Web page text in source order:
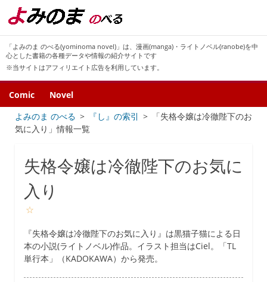
「よみのま のべる(yominoma novel)」は、漫画(manga)・ライトノベル(ranobe)を中
心とした書籍の各種データや情報の紹介サイトです
※当サイトはアフィリエイト広告を利用しています。
Comic
Novel
よみのま のべる
『し』の索引
「失格令嬢は冷徹陛下のお
気に入り」情報一覧
失格令嬢は冷徹陛下のお気に
入り
☆
『失格令嬢は冷徹陛下のお気に入り』は黒猫子猫による日
本の小説(ライトノベル)作品。イラスト担当はCiel。「TL
単行本」（KADOKAWA）から発売。